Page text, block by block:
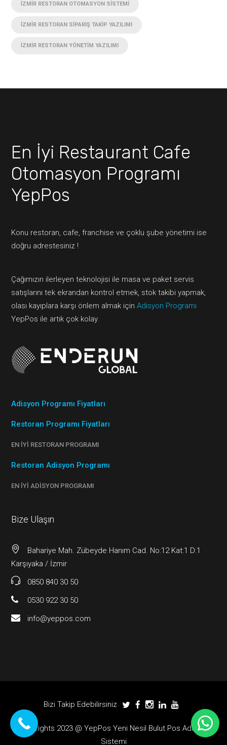
İZMIR RESTORAN OTOMASYON SISTEMI
İZMIR RESTORAN SIPARIŞ TAKIP YAZILIMI
İZMIR RESTORAN YÖNETIM YAZILIMI
En İyi Restaurant Cafe
Otomasyon Programı
YepPos
Konu restoran, cafe, franchise ve çoklu şube yönetimi ise
doğru adrestesiniz !
Çağımızın ilerleyen teknolojisi ile masa ve paket servis
satışlarını tek ekrandan kontrol etmek, stok takibi yapmak,
olası kayıplara karşı önlem almak içinAdisyon Programı
YepPos ile artık çok kolay.
Adisyon Programı Fiyatları
Restoran Programı Fiyatları
EN İYI RESTORAN PROGRAMI
Restoran Adisyon Programı
EN İYI ADISYON PROGRAMI
Bize Ulaşın
Bahariye Mah. Zübeyde Hanım Cad. No:12 Kat:1 D:1
Karşıyaka / İzmir
0850 840 30 50
0530 922 30 50
info@yeppos.com
Bizi Takip Edebilirsiniz
Copyrights 2023 @ YepPos Yeni Nesil Bulut Pos Adisyon
Sistemi